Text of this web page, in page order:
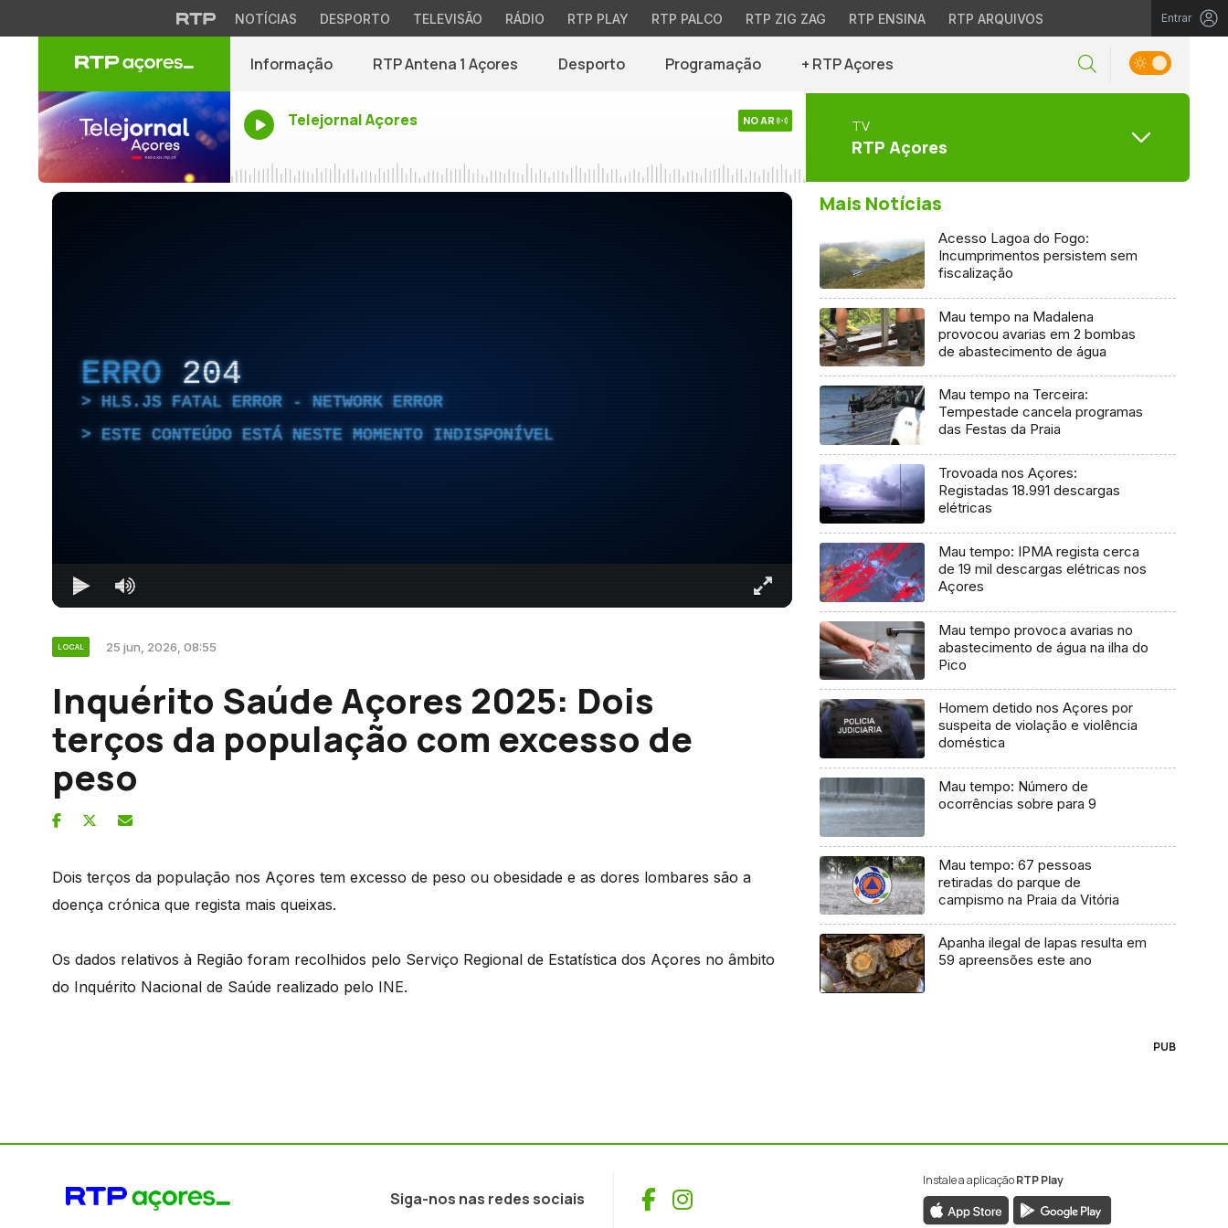
NOTÍCIAS DESPORTO TELEVISÃO RÁDIO RTP PLAY RTP PALCO RTP ZIG ZAG RTP ENSINA RTP ARQUIVOS Entrar
Informação RTP Antena 1 Açores Desporto Programação + RTP Açores
Telejornal Açores NO AR TV
RTP Açores
ERRO 204
HLS.JS FATAL ERROR - NETWORK ERROR
ESTE CONTEÚDO ESTÁ NESTE MOMENTO INDISPONÍVEL
LOCAL 25 jun, 2026, 08:55
Inquérito Saúde Açores 2025: Dois
terços da população com excesso de
peso
Dois terços da população nos Açores tem excesso de peso ou obesidade e as dores lombares são a
doença crónica que regista mais queixas.
Os dados relativos à Região foram recolhidos pelo Serviço Regional de Estatística dos Açores no âmbito
do Inquérito Nacional de Saúde realizado pelo INE.
Mais Notícias
Acesso Lagoa do Fogo:
Incumprimentos persistem sem
fiscalização
Mau tempo na Madalena
provocou avarias em 2 bombas
de abastecimento de água
Mau tempo na Terceira:
Tempestade cancela programas
das Festas da Praia
Trovoada nos Açores:
Registadas 18.991 descargas
elétricas
Mau tempo: IPMA regista cerca
de 19 mil descargas elétricas nos
Açores
Mau tempo provoca avarias no
abastecimento de água na ilha do
Pico
Homem detido nos Açores por
suspeita de violação e violência
doméstica
Mau tempo: Número de
ocorrências sobre para 9
Mau tempo: 67 pessoas
retiradas do parque de
campismo na Praia da Vitória
Apanha ilegal de lapas resulta em
59 apreensões este ano
PUB
Siga-nos nas redes sociais Facebook
Instagram
Instale a aplicaçãoRTP Play